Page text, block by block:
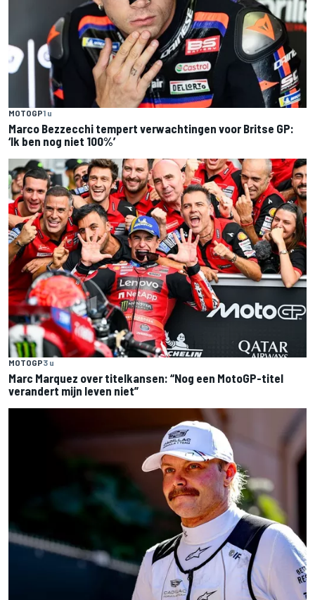
MOTOGP1 u
Marco Bezzecchi tempert verwachtingen voor Britse GP:
‘Ik ben nog niet 100%’
MOTOGP3 u
Marc Marquez over titelkansen: “Nog een MotoGP-titel
verandert mijn leven niet”